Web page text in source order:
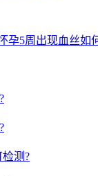
孕5周出现血丝如
测?